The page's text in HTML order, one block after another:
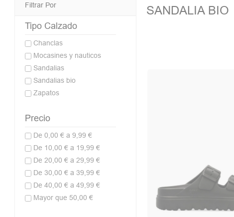
Filtrar Por
Tipo Calzado
Chanclas
Mocasines y nauticos
Sandalias
Sandalias bio
Zapatos
Precio
De 0,00 € a 9,99 €
De 10,00 € a 19,99 €
De 20,00 € a 29,99 €
De 30,00 € a 39,99 €
De 40,00 € a 49,99 €
Mayor que 50,00 €
SANDALIA BIO